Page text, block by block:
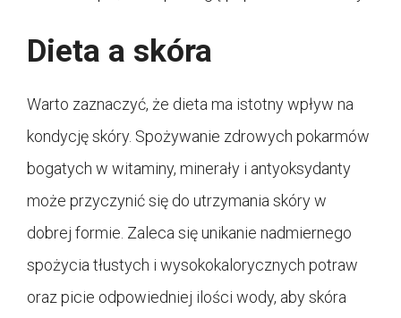
Dieta a skóra
Warto zaznaczyć, że dieta ma istotny wpływ na
kondycję skóry. Spożywanie zdrowych pokarmów
bogatych w witaminy, minerały i antyoksydanty
może przyczynić się do utrzymania skóry w
dobrej formie. Zaleca się unikanie nadmiernego
spożycia tłustych i wysokokalorycznych potraw
oraz picie odpowiedniej ilości wody, aby skóra